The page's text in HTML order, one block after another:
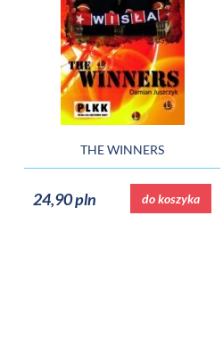
THE WINNERS
24,90 pln do koszyka